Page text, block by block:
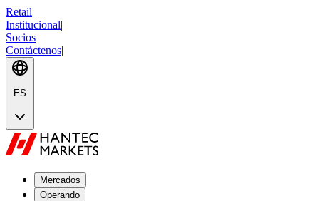
Retail|
Institucional|
Socios
Contáctenos|
ES
Mercados
Operando